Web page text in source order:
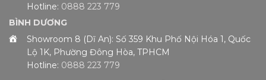
Hotline: 0888 223 779
BÌNH DƯƠNG
Showroom 8 (Dĩ An): Số 359 Khu Phố Nội Hóa 1, Quốc
Lộ 1K, Phường Đông Hòa, TPHCM
Hotline: 0888 223 779